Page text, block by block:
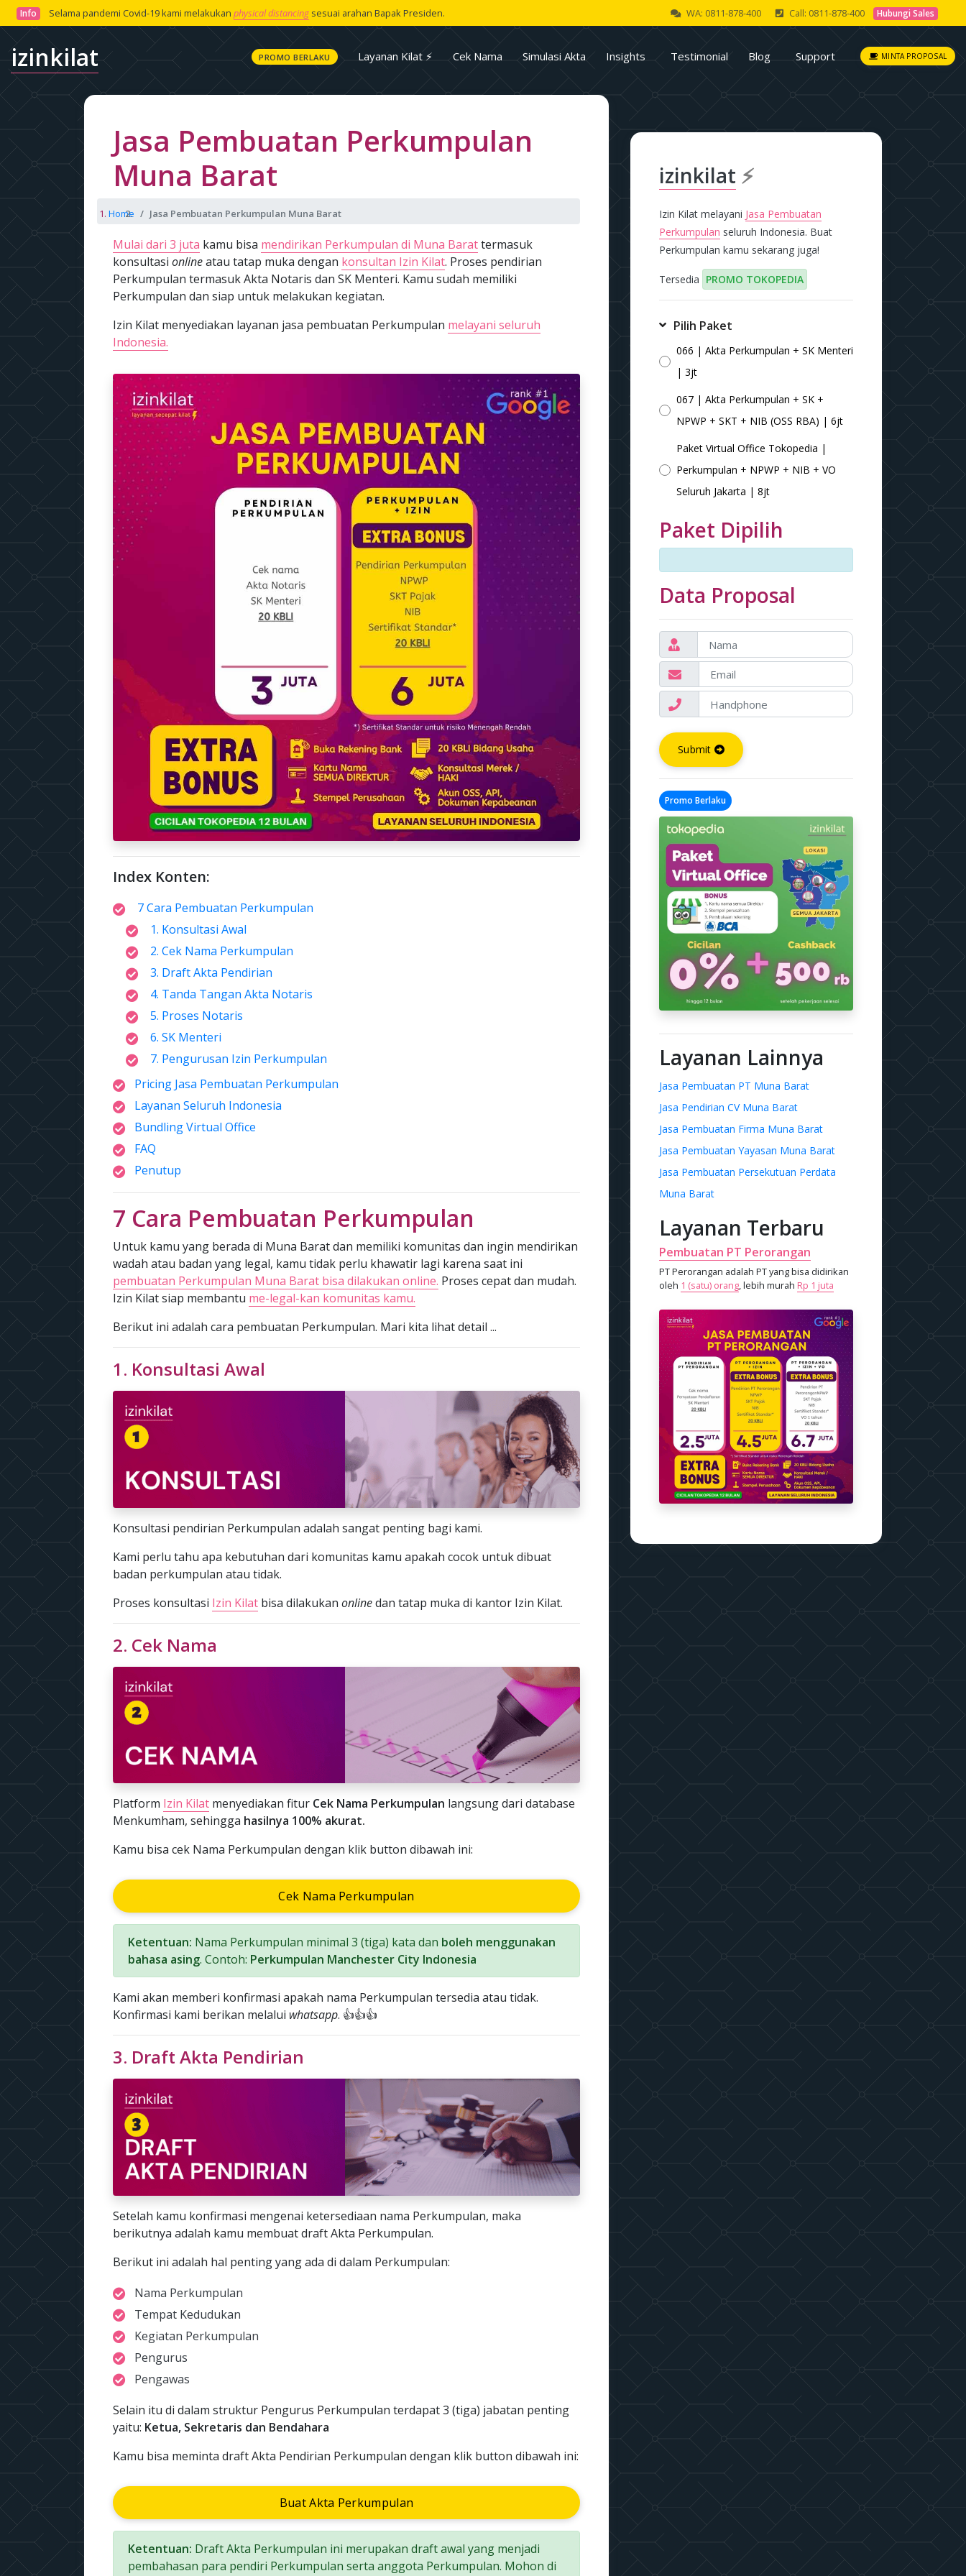
Info Selama pandemi Covid-19 kami melakukan physical distancingsesuai arahan Bapak Presiden. WA: 0811-878-400 Call: 0811-878-400 Hubungi Sales
izinkilat PROMO BERLAKU Layanan Kilat ⚡ Cek Nama Simulasi Akta Insights Testimonial Blog Support MINTA PROPOSAL
Jasa Pembuatan Perkumpulan
Muna Barat
Home Jasa Pembuatan Perkumpulan Muna Barat
Mulai dari 3 juta kamu bisa mendirikan Perkumpulan di Muna Barattermasuk
konsultasi onlineatau tatap muka dengan konsultan Izin Kilat. Proses pendirian
Perkumpulan termasuk Akta Notaris dan SK Menteri. Kamu sudah memiliki
Perkumpulan dan siap untuk melakukan kegiatan.
Izin Kilat menyediakan layanan jasa pembuatan Perkumpulan melayani seluruh
Indonesia.
Index Konten:
7 Cara Pembuatan Perkumpulan
1. Konsultasi Awal
2. Cek Nama Perkumpulan
3. Draft Akta Pendirian
4. Tanda Tangan Akta Notaris
5. Proses Notaris
6. SK Menteri
7. Pengurusan Izin Perkumpulan
Pricing Jasa Pembuatan Perkumpulan
Layanan Seluruh Indonesia
Bundling Virtual Office
FAQ
Penutup
7 Cara Pembuatan Perkumpulan
Untuk kamu yang berada di Muna Barat dan memiliki komunitas dan ingin mendirikan
wadah atau badan yang legal, kamu tidak perlu khawatir lagi karena saat ini
pembuatan Perkumpulan Muna Barat bisa dilakukan online. Proses cepat dan mudah.
Izin Kilat siap membantu me-legal-kan komunitas kamu.
Berikut ini adalah cara pembuatan Perkumpulan. Mari kita lihat detail ...
1. Konsultasi Awal
Konsultasi pendirian Perkumpulan adalah sangat penting bagi kami.
Kami perlu tahu apa kebutuhan dari komunitas kamu apakah cocok untuk dibuat
badan perkumpulan atau tidak.
Proses konsultasi Izin Kilat bisa dilakukan onlinedan tatap muka di kantor Izin Kilat.
2. Cek Nama
Platform Izin Kilat menyediakan fitur Cek Nama Perkumpulan langsung dari database
Menkumham, sehingga hasilnya 100% akurat.
Kamu bisa cek Nama Perkumpulan dengan klik button dibawah ini:
Cek Nama Perkumpulan
Ketentuan: Nama Perkumpulan minimal 3 (tiga) kata dan boleh menggunakan
bahasa asing. Contoh: Perkumpulan Manchester City Indonesia
Kami akan memberi konfirmasi apakah nama Perkumpulan tersedia atau tidak.
Konfirmasi kami berikan melalui whatsapp. 👍👍👍
3. Draft Akta Pendirian
Setelah kamu konfirmasi mengenai ketersediaan nama Perkumpulan, maka
berikutnya adalah kamu membuat draft Akta Perkumpulan.
Berikut ini adalah hal penting yang ada di dalam Perkumpulan:
Nama Perkumpulan
Tempat Kedudukan
Kegiatan Perkumpulan
Pengurus
Pengawas
Selain itu di dalam struktur Pengurus Perkumpulan terdapat 3 (tiga) jabatan penting
yaitu: Ketua, Sekretaris dan Bendahara
Kamu bisa meminta draft Akta Pendirian Perkumpulan dengan klik button dibawah ini:
Buat Akta Perkumpulan
Ketentuan: Draft Akta Perkumpulan ini merupakan draft awal yang menjadi
pembahasan para pendiri Perkumpulan serta anggota Perkumpulan. Mohon di
izinkilat ⚡
Izin Kilat melayani Jasa Pembuatan
Perkumpulan seluruh Indonesia. Buat
Perkumpulan kamu sekarang juga!
Tersedia PROMO TOKOPEDIA
Pilih Paket
066 | Akta Perkumpulan + SK Menteri
| 3jt
067 | Akta Perkumpulan + SK +
NPWP + SKT + NIB (OSS RBA) | 6jt
Paket Virtual Office Tokopedia |
Perkumpulan + NPWP + NIB + VO
Seluruh Jakarta | 8jt
Paket Dipilih
Data Proposal
Submit
Promo Berlaku
Layanan Lainnya
Jasa Pembuatan PT Muna Barat
Jasa Pendirian CV Muna Barat
Jasa Pembuatan Firma Muna Barat
Jasa Pembuatan Yayasan Muna Barat
Jasa Pembuatan Persekutuan Perdata
Muna Barat
Layanan Terbaru
Pembuatan PT Perorangan
PT Perorangan adalah PT yang bisa didirikan
oleh 1 (satu) orang, lebih murah Rp 1 juta